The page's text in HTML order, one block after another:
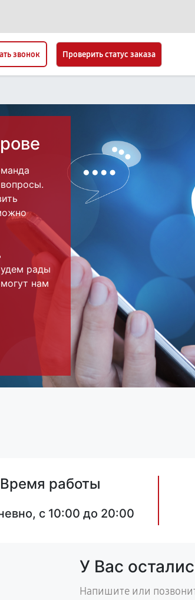
звонок Проверить статус заказа
рады
нам
Время работы
с 10:00 до 20:00
У Вас
Напишите или